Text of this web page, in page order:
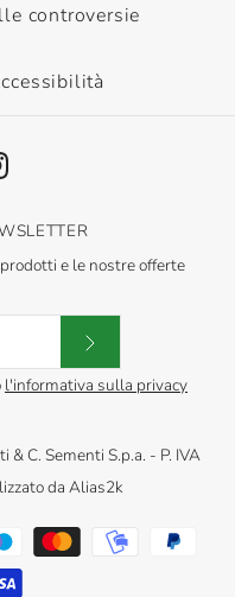
controversie
e le nostre offerte
l'informativa sulla privacy
& C. Sementi S.p.a. - P. IVA
da Alias2k